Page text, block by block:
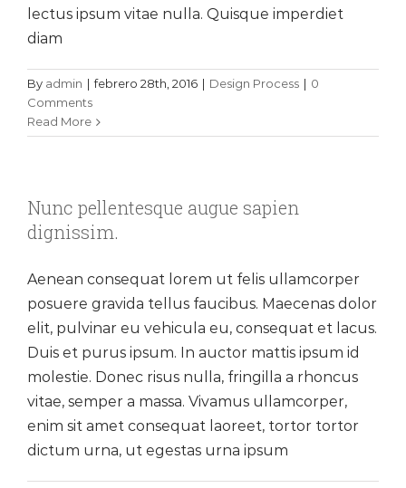
lectus ipsum vitae nulla. Quisque imperdiet
diam
By admin | febrero 28th, 2016 | Design Process | 0
Comments
Read More
Nunc pellentesque augue sapien
dignissim.
Aenean consequat lorem ut felis ullamcorper
posuere gravida tellus faucibus. Maecenas dolor
elit, pulvinar eu vehicula eu, consequat et lacus.
Duis et purus ipsum. In auctor mattis ipsum id
molestie. Donec risus nulla, fringilla a rhoncus
vitae, semper a massa. Vivamus ullamcorper,
enim sit amet consequat laoreet, tortor tortor
dictum urna, ut egestas urna ipsum